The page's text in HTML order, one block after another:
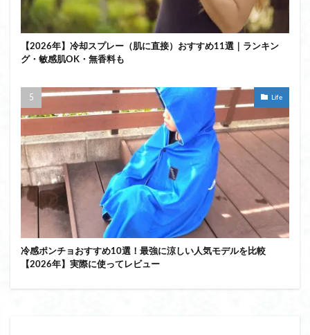
【2026年】冷却スプレー（肌に直接）おすすめ11選｜ランキン
グ・敏感肌OK・無香料も
Life
冷感ポンチョおすすめ10選！最強に涼しい人気モデルを比較
【2026年】実際に使ってレビュー